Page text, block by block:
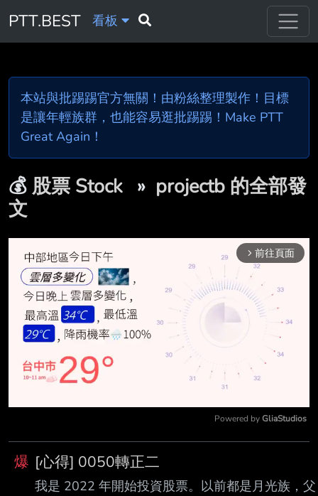
PTT.BEST 看板
本站與批踢踢官方無關！由粉絲整理製作！目標
是讓年輕族群，也能容易逛批踢踢！Make PTT
Great Again！
💰股票 Stock » projectb 的全部發
文
arrow_forward_ios 前往頁面
Powered by GliaStudios
爆 [心得] 0050轉正二
我是 2022 年開始投資股票。以前都是月光族，父